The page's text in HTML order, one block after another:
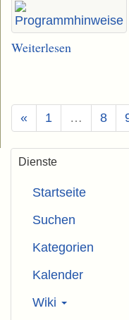
Weiterlesen
« 1 … 8
Dienste
Startseite
Suchen
Kategorien
Kalender
Wiki